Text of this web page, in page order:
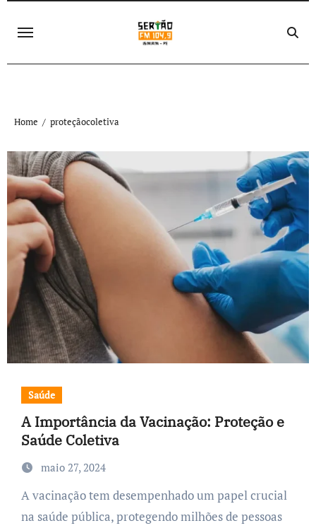
Home proteçãocoletiva
Saúde
A Importância da Vacinação: Proteção e
Saúde Coletiva
maio 27, 2024
A vacinação tem desempenhado um papel crucial
na saúde pública, protegendo milhões de pessoas